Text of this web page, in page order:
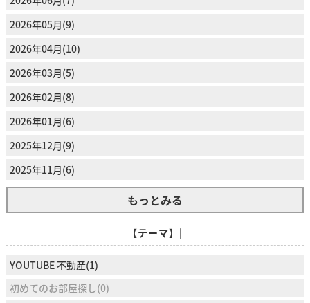
2026年05月(9)
2026年04月(10)
2026年03月(5)
2026年02月(8)
2026年01月(6)
2025年12月(9)
2025年11月(6)
もっとみる
【テーマ】|
YOUTUBE 不動産(1)
初めてのお部屋探し(0)